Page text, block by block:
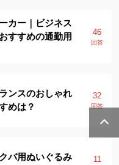
カー｜ビジネス
すすめの通勤用
46
回答
ンスのおしゃれ
めは？
32
回答
バ用ぬいぐるみ
11